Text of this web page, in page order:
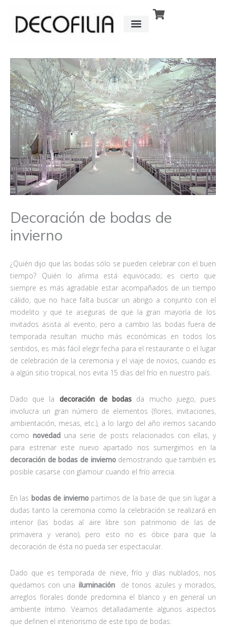
contenido
Decoración de bodas de
invierno
¿Quién dijo que las bodas sólo se pueden celebrar con el buen
tiempo? Quién lo afirma está equivocado; es cierto que
siempre es más agradable estar acompañados de un tiempo
cálido, que no hace falta buscar un abrigo a conjunto con el
modelito y que te aseguras de que la gran mayoría de los
invitados asista al evento, pero a cambio las bodas fuera de
temporada resultan mucho más económicas en todos los
sentidos, es más fácil elegir fecha para el restaurante o el lugar
de celebración de la ceremonia y el viaje de novios, cuando es
a algún sitio tropical, nos evita 15 días del frío en nuestro país.
Dado que la decoración de bodas da mucho juego, pues
involucra un gran número de elementos (flores, invitaciones,
ambientación, mesas, etc.), a lo largo del año iremos sacando
como novedad una serie de posts relacionados con ellas, y
para estrenar este nuevo apartado nos sumergimos en la
decoración de bodas de invierno demostrando que también es
posible casarse con glamour cuando el frío arrecia.
En las bodas de inviernopartimos de la base de que sin lugar a
dudas tanto la ceremonia como la celebración se realizará en
interior (las bodas al aire libre son patrimonio de las de
primavera y verano), pero esto no es óbice para que la
decoración de ésta no pueda ser espectacular.
Dado que es temporada de nieve, frío y días nublados, nos
quedamos con una iluminaciónde tonos azules y morados,
arreglos florales donde predomina el blanco y en general un
ambiente íntimo. Veamos detalladamente algunos aspectos
que definen el interiorismo de este tipo de bodas: